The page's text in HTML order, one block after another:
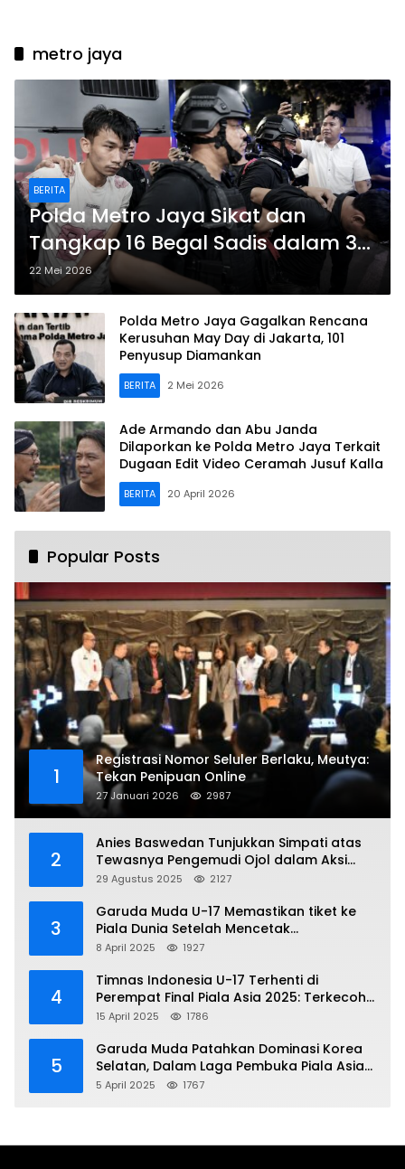
metro jaya
BERITA
Polda Metro Jaya Sikat dan
Tangkap 16 Begal Sadis dalam 3
Hari, Senpi Disita
22 Mei 2026
Polda Metro Jaya Gagalkan Rencana
Kerusuhan May Day di Jakarta, 101
Penyusup Diamankan
BERITA 2 Mei 2026
Ade Armando dan Abu Janda
Dilaporkan ke Polda Metro Jaya Terkait
Dugaan Edit Video Ceramah Jusuf Kalla
BERITA 20 April 2026
Popular Posts
1
Registrasi Nomor Seluler Berlaku, Meutya:
Tekan Penipuan Online
27 Januari 2026 2987
2
Anies Baswedan Tunjukkan Simpati atas
Tewasnya Pengemudi Ojol dalam Aksi
Demo
29 Agustus 2025 2127
3
Garuda Muda U-17 Memastikan tiket ke
Piala Dunia Setelah Mencetak
Kemenangan Gemilang atas Yaman 4-1 di
8 April 2025 1927
4
Timnas Indonesia U-17 Terhenti di
Perempat Final Piala Asia 2025: Terkecoh
Korea Utara
15 April 2025 1786
5
Garuda Muda Patahkan Dominasi Korea
Selatan, Dalam Laga Pembuka Piala Asia
2025 U-17
5 April 2025 1767